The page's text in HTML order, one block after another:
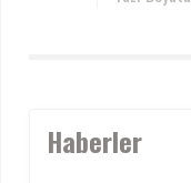
Haberler